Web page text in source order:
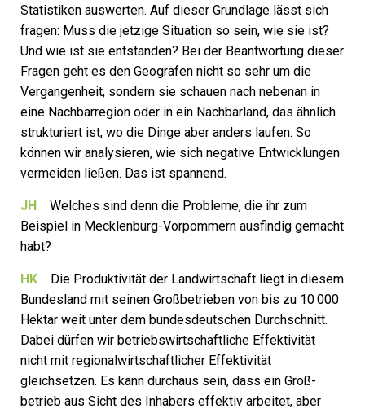
Statistiken auswerten. Auf dieser Grundlage lässt sich
fragen: Muss die jetzige Situation so sein, wie sie ist?
Und wie ist sie entstanden? Bei der Beantwortung dieser
Fragen geht es den Geografen nicht so sehr um die
Vergangenheit, sondern sie schauen nach nebenan in
eine Nachbarregion oder in ein Nachbarland, das ähnlich
strukturiert ist, wo die Dinge aber anders laufen. So
können wir analysieren, wie sich negative Entwicklungen
vermeiden ließen. Das ist spannend.
JH Welches sind denn die Probleme, die ihr zum
Beispiel in Mecklenburg-Vorpommern ausfindig gemacht
habt?
HK Die Produktivität der Landwirtschaft liegt in diesem
Bundesland mit seinen Großbetrieben von bis zu 10 000
Hektar weit unter dem bundesdeutschen Durchschnitt.
Dabei dürfen wir betriebswirtschaftliche Effektivität
nicht mit regionalwirtschaftlicher Effektivität
gleichsetzen. Es kann durchaus sein, dass ein Groß­
betrieb aus Sicht des Inhabers effektiv arbeitet, aber